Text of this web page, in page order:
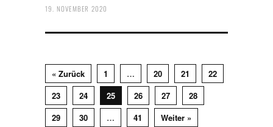
19. NOVEMBER 2020
« Zurück 1 … 20 21
22
23
24 25 26 27
28
29
30 … 41 Weiter »